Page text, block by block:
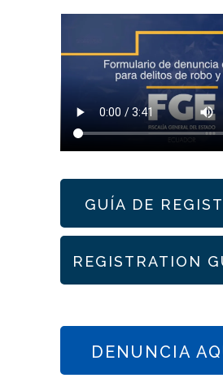
GUÍA DE
REGISTRATION
DENUNCIA